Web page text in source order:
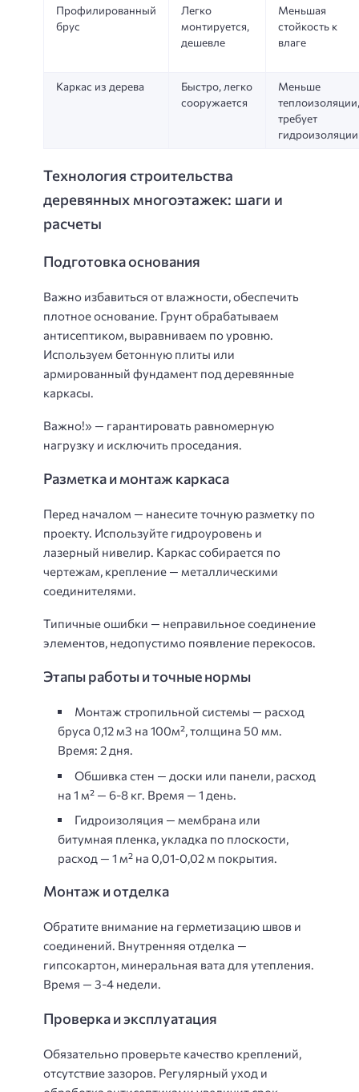
Профилированный
брус
Легко
монтируется,
дешевле
Меньшая
стойкость к
влаге
Каркас из дерева
Быстро, легко
сооружается
Меньше
теплоизоляции,
требует
гидроизоляции
Технология строительства
деревянных многоэтажек: шаги и
расчеты
Подготовка основания
Важно избавиться от влажности, обеспечить
плотное основание. Грунт обрабатываем
антисептиком, выравниваем по уровню.
Используем бетонную плиты или
армированный фундамент под деревянные
каркасы.
Важно!» — гарантировать равномерную
нагрузку и исключить проседания.
Разметка и монтаж каркаса
Перед началом — нанесите точную разметку по
проекту. Используйте гидроуровень и
лазерный нивелир. Каркас собирается по
чертежам, крепление — металлическими
соединителями.
Типичные ошибки — неправильное соединение
элементов, недопустимо появление перекосов.
Этапы работы и точные нормы
Монтаж стропильной системы — расход
бруса 0,12 м3 на 100м², толщина 50 мм.
Время: 2 дня.
Обшивка стен — доски или панели, расход
на 1 м² — 6-8 кг. Время — 1 день.
Гидроизоляция — мембрана или
битумная пленка, укладка по плоскости,
расход — 1 м² на 0,01-0,02 м покрытия.
Монтаж и отделка
Обратите внимание на герметизацию швов и
соединений. Внутренняя отделка —
гипсокартон, минеральная вата для утепления.
Время — 3-4 недели.
Проверка и эксплуатация
Обязательно проверьте качество креплений,
отсутствие зазоров. Регулярный уход и